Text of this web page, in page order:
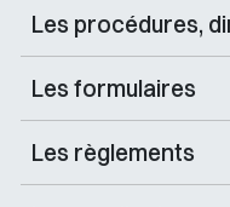
Les procédures,
Les formulaires
Les règlements